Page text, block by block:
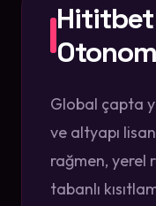
Hititbet
Global çapta
ve altyapı
rağmen, yerel
tabanlı